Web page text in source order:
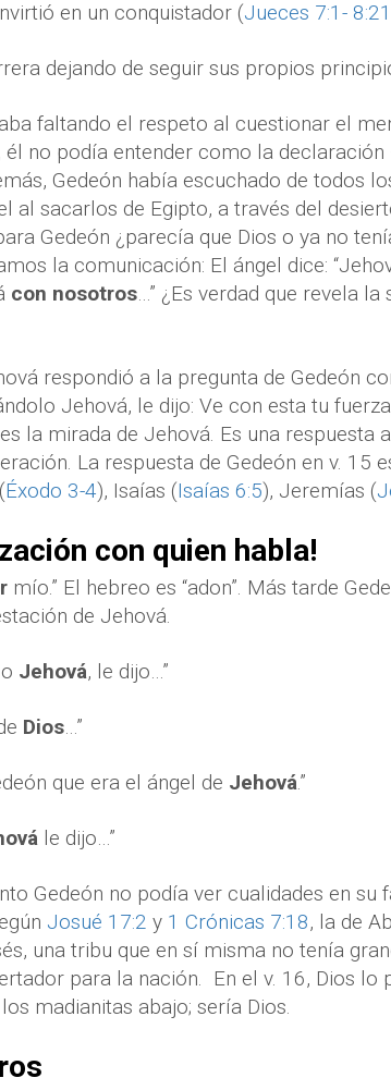
en un conquistador (Jueces 7:1- 8:21
dejando de seguir sus propios
faltando el respeto al cuestionar el
no podía entender como la declaración
Gedeón había escuchado de todos
al sacarlos de Egipto, a través del
Gedeón ¿parecía que Dios o ya no
la comunicación: El ángel dice:
con nosotros…” ¿Es verdad que revela
respondió a la pregunta de Gedeón
Jehová, le dijo: Ve con esta tu
es la mirada de Jehová. Es una
La respuesta de Gedeón en v. 15
Éxodo 3-4), Isaías (Isaías 6:5), Jeremías (
con quien habla!
mío.” El hebreo es “adon”. Más tarde
de Jehová.
Jehová, le dijo…”
Dios…”
que era el ángel de Jehová.”
le dijo…”
Gedeón no podía ver cualidades en su
Josué 17:2 y 1 Crónicas 7:18, la de
una tribu que en sí misma no tenía
para la nación. En el v. 16, Dios lo
madianitas abajo; sería Dios.